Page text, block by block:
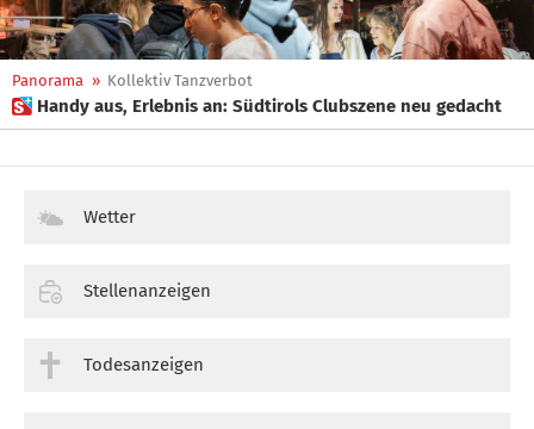
Panorama » Kollektiv Tanzverbot
 Handy aus, Erlebnis an: Südtirols Clubszene neu gedacht
Wetter
Stellenanzeigen
Todesanzeigen